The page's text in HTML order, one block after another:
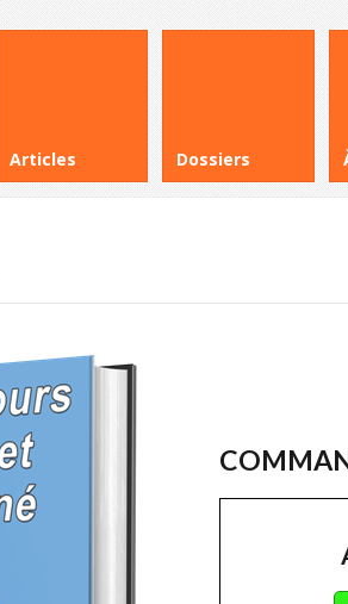
Articles Dossiers